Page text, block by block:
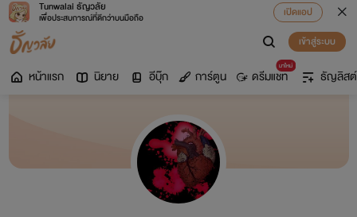
Tunwalai ธัญวลัย
เพื่อประสบการณ์ที่ดีกว่าบนมือถือ
เปิดแอป
เข้าสู่ระบบ
หน้าแรก นิยาย อีบุ๊ก การ์ตูน
มาใหม่
ดรีมแชท ธัญลิสต์